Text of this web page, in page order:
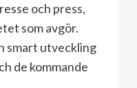
och press,
som avgör.
smart utveckling
de kommande